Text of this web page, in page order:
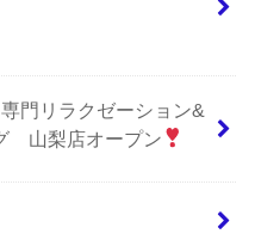
門リラクゼーション&
山梨店オープン